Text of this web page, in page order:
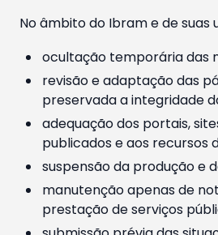
No âmbito do Ibram e de suas
ocultação temporária das
revisão e adaptação das
preservada a integridade
adequação dos portais,
publicados e aos recursos
suspensão da produção e
manutenção apenas de
prestação de serviços